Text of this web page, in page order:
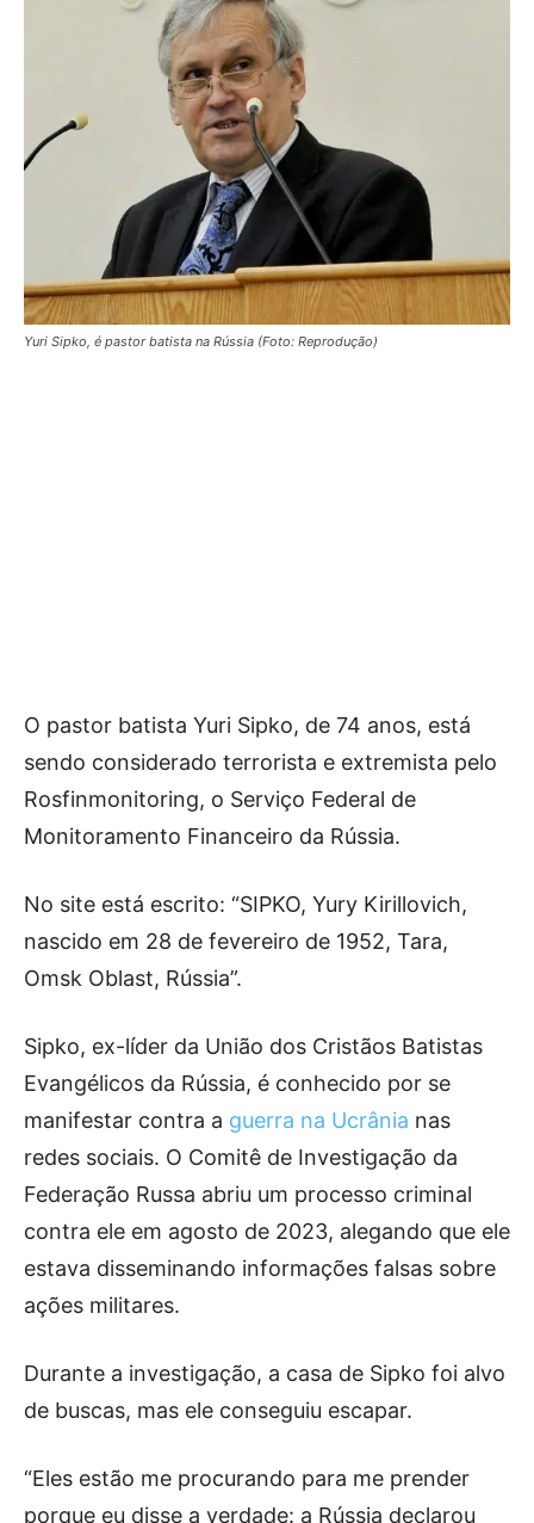
Yuri Sipko, é pastor batista na Rússia (Foto: Reprodução)
O pastor batista Yuri Sipko, de 74 anos, está
sendo considerado terrorista e extremista pelo
Rosfinmonitoring, o Serviço Federal de
Monitoramento Financeiro da Rússia.
No site está escrito: “SIPKO, Yury Kirillovich,
nascido em 28 de fevereiro de 1952, Tara,
Omsk Oblast, Rússia”.
Sipko, ex-líder da União dos Cristãos Batistas
Evangélicos da Rússia, é conhecido por se
manifestar contra a guerra na Ucrânia nas
redes sociais. O Comitê de Investigação da
Federação Russa abriu um processo criminal
contra ele em agosto de 2023, alegando que ele
estava disseminando informações falsas sobre
ações militares.
Durante a investigação, a casa de Sipko foi alvo
de buscas, mas ele conseguiu escapar.
“Eles estão me procurando para me prender
porque eu disse a verdade: a Rússia declarou